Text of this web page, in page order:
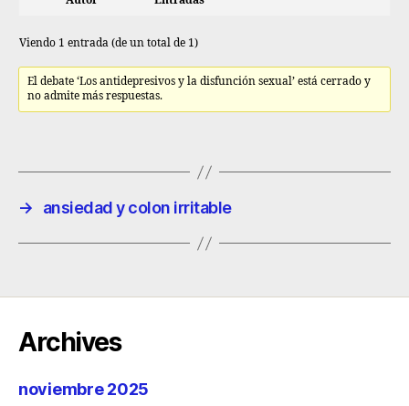
Viendo 1 entrada (de un total de 1)
El debate ‘Los antidepresivos y la disfunción sexual’ está cerrado y
no admite más respuestas.
→ ansiedad y colon irritable
Archives
noviembre 2025